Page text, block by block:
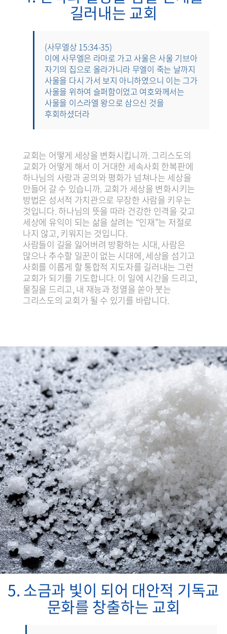
길러내는 교회
(사무엘상 15:34-35)
이에 사무엘은 라마로 가고 사울은 사울 기브아
자기의 집으로 올라가니라 무엘이 죽는 날까지
사울을 다시 가서 보지 아니하였으니 이는 그가
사울을 위하여 슬퍼함이었고 여호와께서는
사울을 이스라엘 왕으로 삼으신 것을
후회하셨더라
교회는 어떻게 세상을 변화시킵니까. 그리스도의
교회가 어떻게 해서 이 거대한 세속사회 한복판에
하나님의 사랑과 공의와 평화가 넘쳐나는 세상을
만들어 갈 수 있습니까. 교회가 세상을 변화시키는
방법은 성서적 가치관으로 무장한 사람을 키우는
것입니다. 하나님의 뜻을 따라 건강한 인격을 갖고
세상에 유익이 되는 삶을 살려는 “인재”는 저절로
나지 않고, 키워지는 것입니다.
사람들이 길을 잃어버려 방황하는 시대, 사람은
많으나 추수할 일꾼이 없는 시대에, 세상을 섬기고
사회를 이롭게 할 통합적 지도자를 길러내는 그런
교회가 되기를 기도합니다. 이 일에 시간을 드리고,
물질을 드리고, 내 재능과 정열을 쏟아 붓는
그리스도의 교회가 될 수 있기를 바랍니다.
5. 소금과 빛이 되어 대안적 기독교
문화를 창출하는 교회